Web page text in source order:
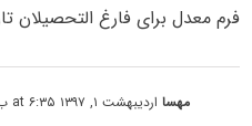
فرم معدل برای فارغ التحصیلان تاریخ۳۰ بهمن ۹۶هم
مهسااردیبهشت ۱, ۱۳۹۷ at ۶:۳۵ ب٫ظ